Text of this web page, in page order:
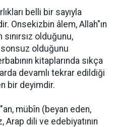
belli bir sayıyla
Onsekizbin âlem, Allah"ın
sınırsız olduğunu,
sonsuz olduğunu
kitaplarında sıkça
devamlı tekrar edildiği
bir deyimdir.
mübîn (beyan eden,
Arap dili ve edebiyatının